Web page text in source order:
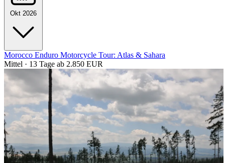
Okt 2026
Morocco Enduro Motorcycle Tour: Atlas & Sahara
Mittel · 13 Tage ab 2.850 EUR